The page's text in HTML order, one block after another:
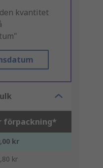
kvantitet
förpackning*
kr
kr